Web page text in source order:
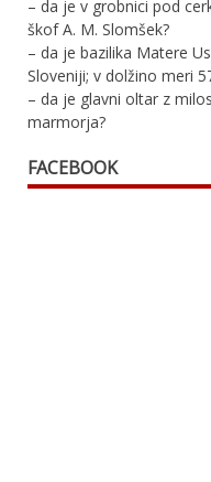
– da je v grobnici pod
škof A. M. Slomšek?
– da je bazilika Matere
Sloveniji; v dolžino meri
– da je glavni oltar z
marmorja?
FACEBOOK